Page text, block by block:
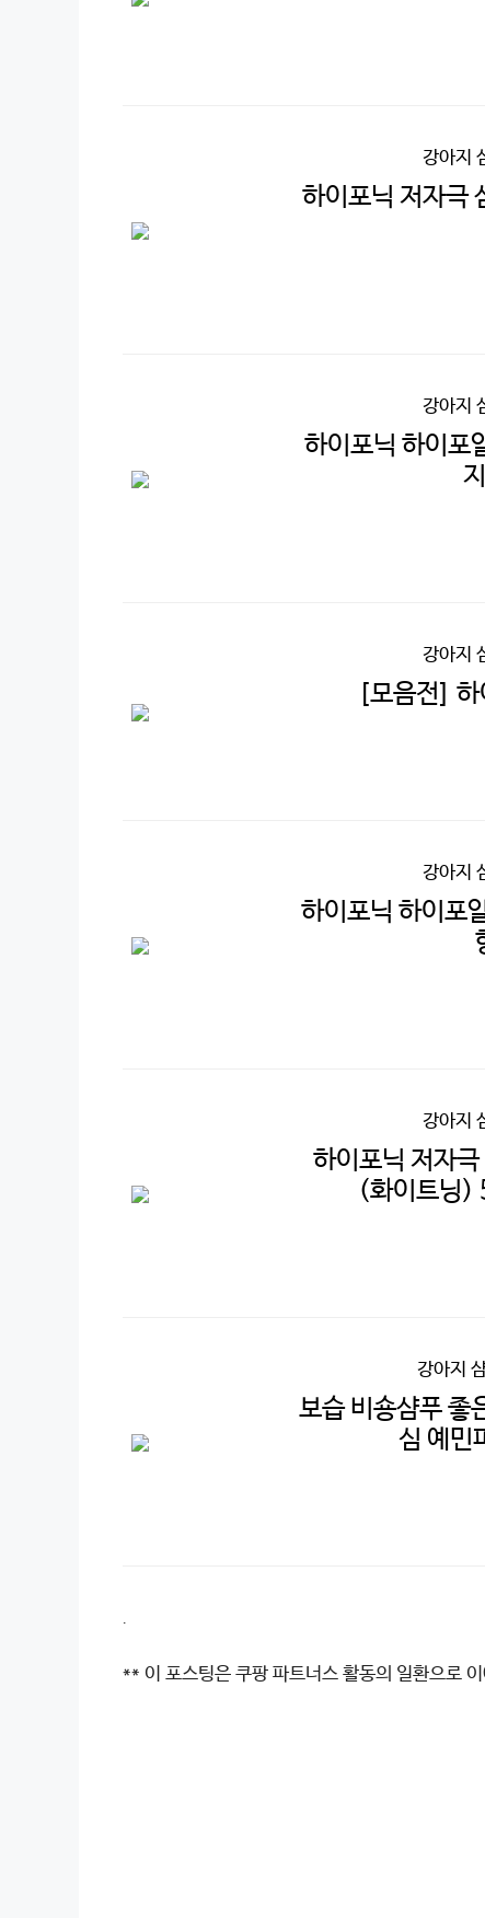
강아지
하이포닉 저자극
강아지
하이포닉 하이포
강아지
[모음전]
강아지
하이포닉 하이포
강아지
하이포닉 저자
(화이트닝)
강아지
보습 비숑샴푸 좋
심 예민
.
** 이 포스팅은 쿠팡 파트너스 활동의 일환으로